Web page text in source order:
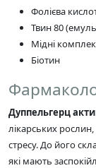
Фолієва
Твин 80
Мідні
Біотин
Дуппельгерц
лікарських
стресу. До його
які мають